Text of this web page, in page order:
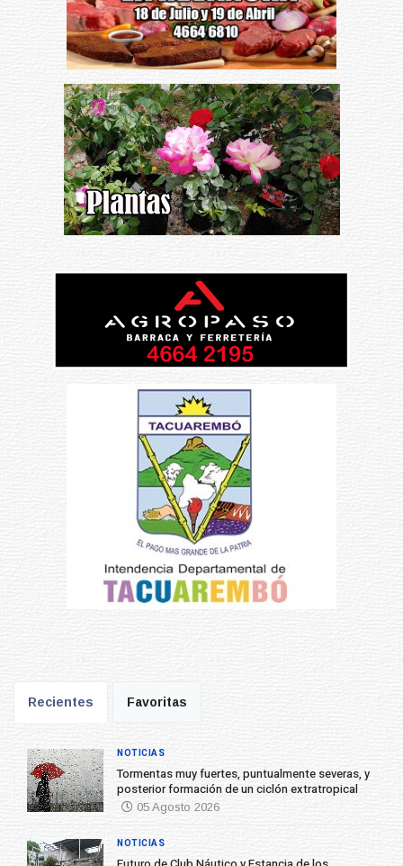
Recientes Favoritas
Tormentas muy fuertes, puntualmente severas, y
posterior formación de un ciclón extratropical
05 Agosto 2026
NOTICIAS
NOTICIAS